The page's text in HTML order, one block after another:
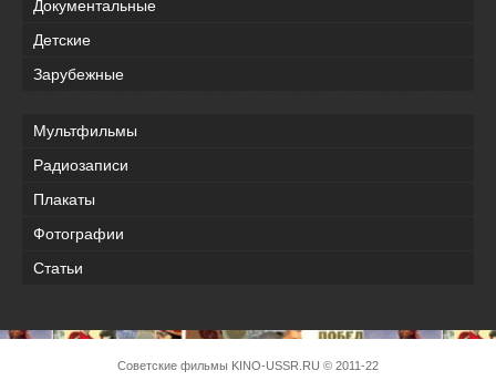
Документальные
Детские
Зарубежные
Мультфильмы
Радиозаписи
Плакаты
Фотографии
Статьи
Советские фильмы KINO-USSR.RU © 2011-22